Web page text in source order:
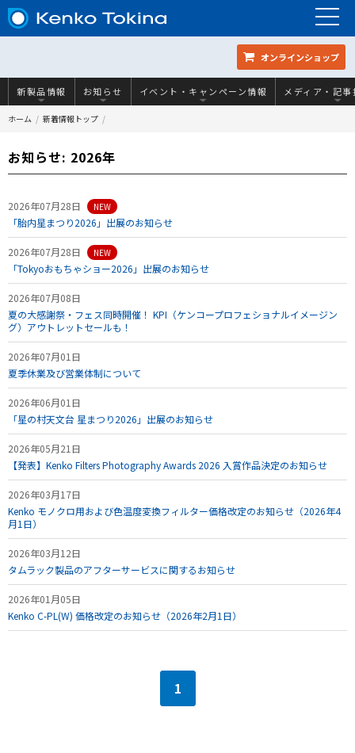
オンラインショップ
新製品情報 お知らせ イベント・キャンペーン情報 メディア・記
ホーム 新着情報トップ
お知らせ: 2026年
2026年07月28日 NEW
「胎内星まつり2026」出展のお知らせ
2026年07月28日 NEW
「Tokyoおもちゃショー2026」出展のお知らせ
2026年07月08日
夏の大感謝祭・フェス同時開催！ KPI（ケンコープロフェショナルイメージン
グ）アウトレットセールも！
2026年07月01日
夏季休業及び営業体制について
2026年06月01日
「星の村天文台 星まつり2026」出展のお知らせ
2026年05月21日
【発表】Kenko Filters Photography Awards 2026 入賞作品決定のお知らせ
2026年03月17日
Kenko モノクロ用および色温度変換フィルター価格改定のお知らせ（2026年4
月1日）
2026年03月12日
タムラック製品のアフターサービスに関するお知らせ
2026年01月05日
Kenko C-PL(W) 価格改定のお知らせ（2026年2月1日）
1